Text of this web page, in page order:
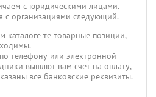
с юридическими лицами.
с организациями следующий.
каталоге те товарные позиции,
телефону или электронной
вышлют вам счет на оплату,
все банковские реквизиты.